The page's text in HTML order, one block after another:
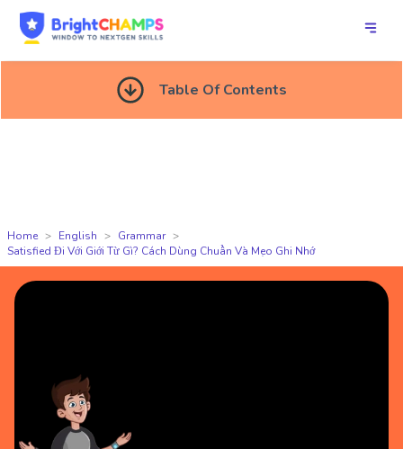
Table Of Contents
Home English
Grammar
Satisfied Đi Với Giới Từ Gì? Cách Dùng Chuẩn Và Mẹo Ghi Nhớ